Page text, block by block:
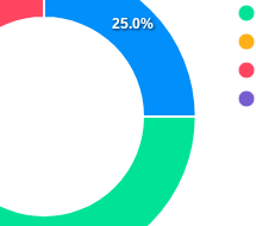
25.0%